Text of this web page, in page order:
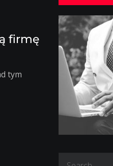
firmę
tym
Search